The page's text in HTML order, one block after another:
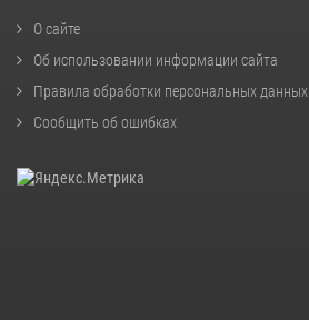
О сайте
Об использовании информации сайта
Правила обработки персональных данных
Сообщить об ошибках